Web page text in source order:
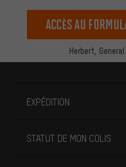
Herbert,
Accès au
EXPÉDITION
STATUT DE MON COLIS